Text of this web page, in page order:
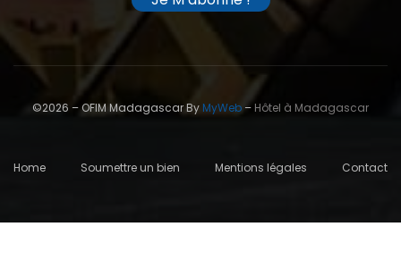
©2026 – OFIM Madagascar ByMyWeb– Hôtel à Madagascar
Home Soumettre un bien Mentions légales Contact